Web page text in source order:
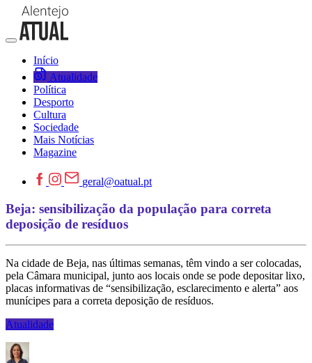
Início
Atualidade
Política
Desporto
Cultura
Sociedade
Mais Notícias
Magazine
geral@oatual.pt
Beja: sensibilização da população para correta
deposição de resíduos
Na cidade de Beja, nas últimas semanas, têm vindo a ser colocadas,
pela Câmara municipal, junto aos locais onde se pode depositar lixo,
placas informativas de “sensibilização, esclarecimento e alerta” aos
munícipes para a correta deposição de resíduos.
Atualidade